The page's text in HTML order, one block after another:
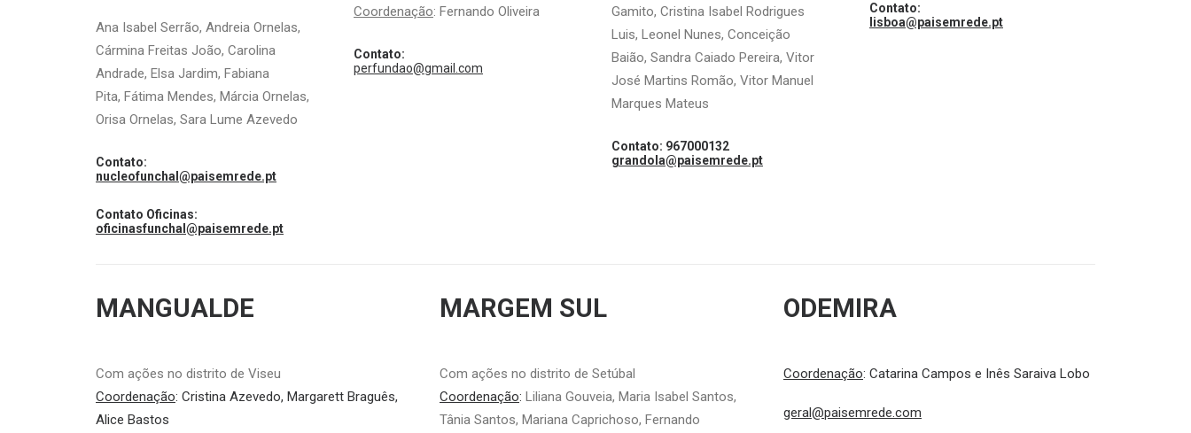
Ana Isabel Serrão, Andreia Ornelas,
Cármina Freitas João, Carolina
Andrade, Elsa Jardim, Fabiana
Pita, Fátima Mendes, Márcia Ornelas,
Orisa Ornelas, Sara Lume Azevedo
Contato:
nucleofunchal@paisemrede.pt
Contato Oficinas:
oficinasfunchal@paisemrede.pt
Coordenação: Fernando Oliveira
Contato:
perfundao@gmail.com
Gamito, Cristina Isabel Rodrigues
Luis, Leonel Nunes, Conceição
Baião, Sandra Caiado Pereira, Vitor
José Martins Romão, Vitor Manuel
Marques Mateus
Contato: 967000132
grandola@paisemrede.pt
Contato:
lisboa@paisemrede.pt
MANGUALDE
Com ações no distrito de Viseu
Coordenação: Cristina Azevedo, Margarett Braguês,
Alice Bastos
MARGEM SUL
Com ações no distrito de Setúbal
Coordenação: Liliana Gouveia, Maria Isabel Santos,
Tânia Santos, Mariana Caprichoso, Fernando
ODEMIRA
Coordenação: Catarina Campos e Inês Saraiva Lobo
geral@paisemrede.com